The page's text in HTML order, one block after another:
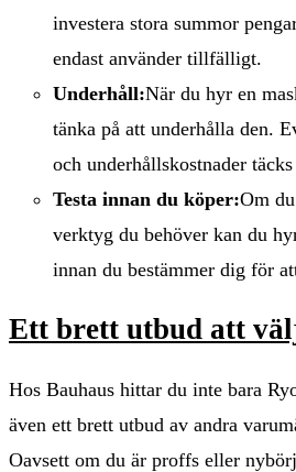
investera stora summor
endast använder tillfälligt.
Underhåll:När du hyr en
tänka på att underhålla den.
och underhållskostnader
Testa innan du köper:Om
verktyg du behöver kan du
innan du bestämmer dig för
Ett brett utbud att
Hos Bauhaus hittar du inte bara
även ett brett utbud av andra
Oavsett om du är proffs eller